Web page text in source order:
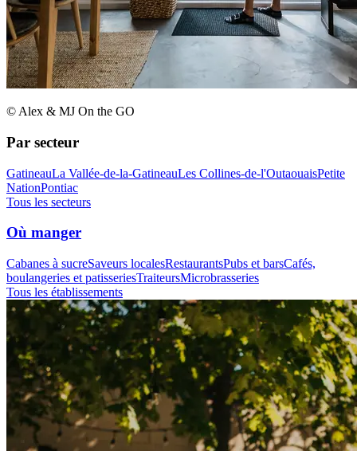
© Alex & MJ On the GO
Par secteur
GatineauLa Vallée-de-la-GatineauLes Collines-de-l'OutaouaisPetite
NationPontiac
Tous les secteurs
Où manger
Cabanes à sucreSaveurs localesRestaurantsPubs et barsCafés,
boulangeries et patisseriesTraiteursMicrobrasseries
Tous les établissements